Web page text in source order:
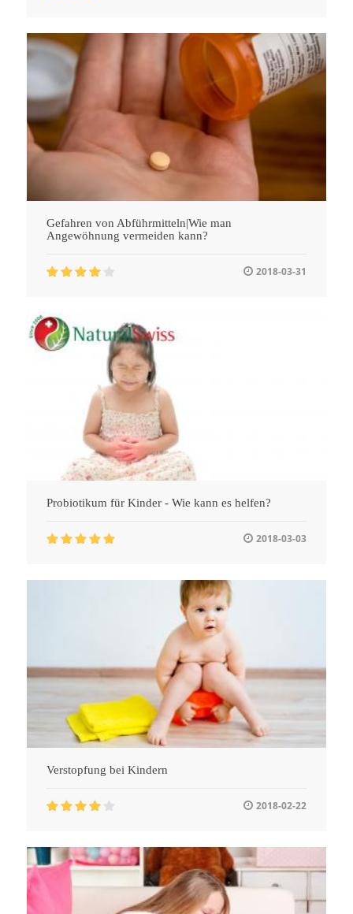
Gefahren von Abführmitteln|Wie man
Angewöhnung vermeiden kann?
2018-03-31
Probiotikum für Kinder - Wie kann es helfen?
2018-03-03
Verstopfung bei Kindern
2018-02-22